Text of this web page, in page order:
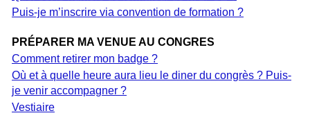
Puis-je m’inscrire via convention de formation ?
PRÉPARER MA VENUE AU CONGRES
Comment retirer mon badge ?
Où et à quelle heure aura lieu le diner du congrès ? Puis-
je venir accompagner ?
Vestiaire